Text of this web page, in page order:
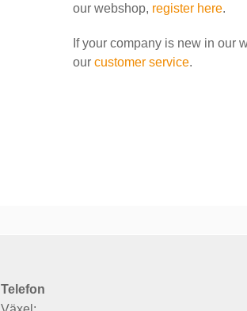
our webshop, register here.
If your company is new in our
our customer service.
Telefon